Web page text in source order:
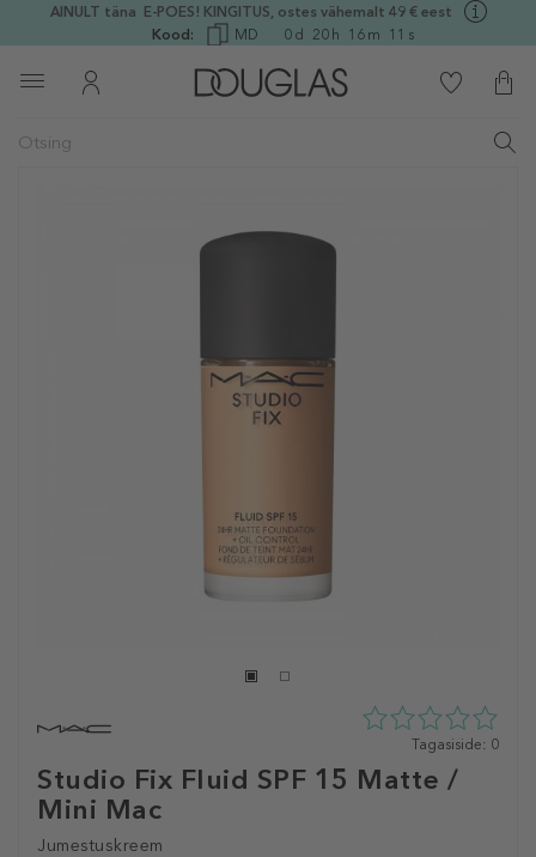
AINULT täna E-POES! KINGITUS, ostes vähemalt 49 € eest
Kood:
MD 0 d 20 h 16 m 11 s
Studio Fix ​Fluid SPF 15 Matte /
Mini Mac
Jumestuskreem
0
5st
Tagasiside: 0